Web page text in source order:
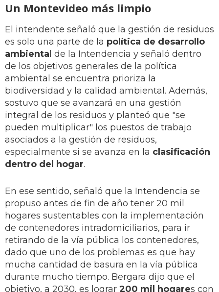
Un Montevideo más limpio
El intendente señaló que la gestión de residuos
es solo una parte de la política de desarrollo
ambienta l de la Intendencia y señaló dentro
de los objetivos generales de la política
ambiental se encuentra prioriza la
biodiversidad y la calidad ambiental. Además,
sostuvo que se avanzará en una gestión
integral de los residuos y planteó que "se
pueden multiplicar" los puestos de trabajo
asociados a la gestión de residuos,
especialmente si se avanza en la clasificación
dentro del hogar.
En ese sentido, señaló que la Intendencia se
propuso antes de fin de año tener 20 mil
hogares sustentables con la implementación
de contenedores intradomiciliarios, para ir
retirando de la vía pública los contenedores,
dado que uno de los problemas es que hay
mucha cantidad de basura en la vía pública
durante mucho tiempo. Bergara dijo que el
objetivo, a 2030, es lograr 200 mil hogares con